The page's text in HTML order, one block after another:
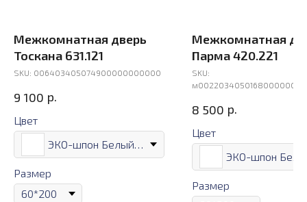
Межкомнатная дверь
Тоскана 631.121
SKU: 006403405074900000000000
9 100 р.
Цвет
ЭКО-шпон Белый лёд
Размер
Межкомнатная
Парма 420.221
SKU:
8 500 р.
Цвет
Размер